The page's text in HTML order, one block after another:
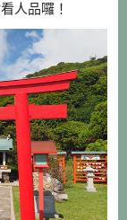
人品囉！